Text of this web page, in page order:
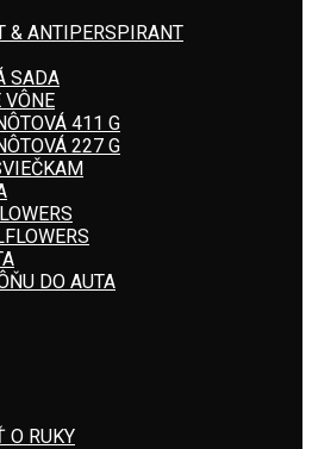
& ANTIPERSPIRANT
SADA
VÔNE
411 G
227 G
DO AUTA
O RUKY